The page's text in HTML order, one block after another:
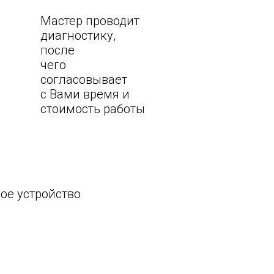
Мастер проводит
диагностику,
после
чего
согласовывает
с Вами время и
стоимость работы
устройство